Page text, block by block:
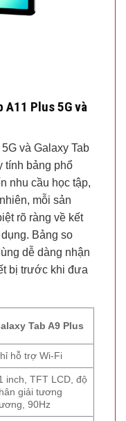
A11 Plus 5G và
và Galaxy Tab
tính bảng phổ
nhu cầu học tập,
mỗi sản
rõ ràng về kết
Bảng so
dễ dàng nhận
bị trước khi đưa
Tab A9 Plus
hỗ trợ Wi-Fi
inch, TFT LCD, độ
giải tương
90Hz